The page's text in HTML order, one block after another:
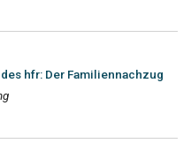
hfr: Der Familiennachzug